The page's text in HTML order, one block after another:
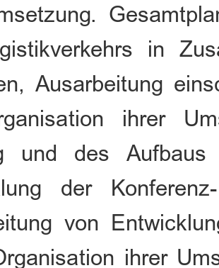
in
Ausarbeitung
ihrer
und des Aufbaus
der
von
ihrer